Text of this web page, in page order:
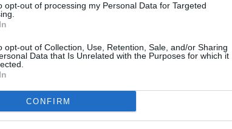
opt-out of processing my Personal Data for Targeted
opt-out of Collection, Use, Retention, Sale, and/or Sharing
Data that Is Unrelated with the Purposes for which it
CONFIRM
zece țări de destinație